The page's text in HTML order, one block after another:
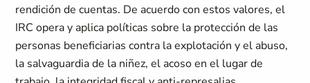
rendición de cuentas. De acuerdo con estos valores, el
IRC opera y aplica políticas sobre la protección de las
personas beneficiarias contra la explotación y el abuso,
la salvaguardia de la niñez, el acoso en el lugar de